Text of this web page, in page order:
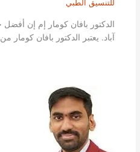
للتنسيق الطبي
الدكتور بافان كومار إم إن
آباد. يعتبر الدكتور بافان